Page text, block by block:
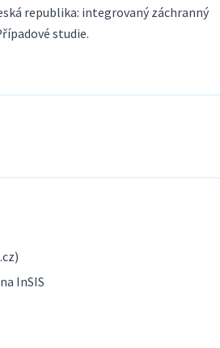
republika: integrovaný záchranný
studie.
InSIS